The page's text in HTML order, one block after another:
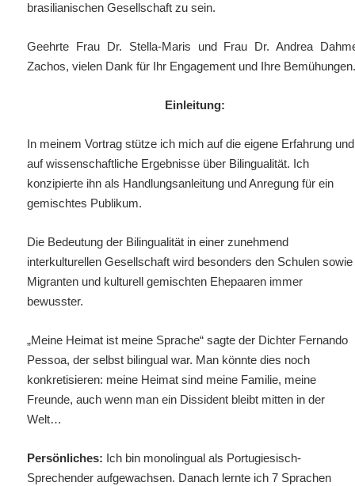
brasilianischen Gesellschaft zu sein.
Geehrte Frau Dr. Stella-Maris und Frau Dr. Andrea
Zachos, vielen Dank für Ihr Engagement und Ihre
Einleitung:
In meinem Vortrag stütze ich mich auf die eigene Erfahrung und
auf wissenschaftliche Ergebnisse über Bilingualität. Ich
konzipierte ihn als Handlungsanleitung und Anregung für ein
gemischtes Publikum.
Die Bedeutung der Bilingualität in einer zunehmend
interkulturellen Gesellschaft wird besonders den Schulen sowie
Migranten und kulturell gemischten Ehepaaren immer
bewusster.
„Meine Heimat ist meine Sprache“ sagte der Dichter Fernando
Pessoa, der selbst bilingual war. Man könnte dies noch
konkretisieren: meine Heimat sind meine Familie, meine
Freunde, auch wenn man ein Dissident bleibt mitten in der
Welt…
Persönliches: Ich bin monolingual als Portugiesisch-
Sprechender aufgewachsen. Danach lernte ich 7 Sprachen